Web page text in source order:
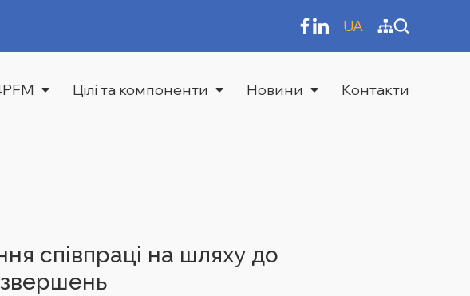
UA
Цілі та компоненти Новини Контакти
співпраці на шляху до
звершень